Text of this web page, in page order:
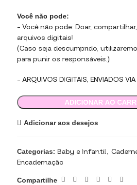
Você não pode:
– Você não pode: Doar,
arquivos digitais!
(Caso seja descumprido,
para punir os responsáveis.)
– ARQUIVOS DIGITAIS, ENVIADOS
ADICIONAR AO
Adicionar aos desejos
Categorias: Baby e Infantil,
Encadernação
Compartilhe